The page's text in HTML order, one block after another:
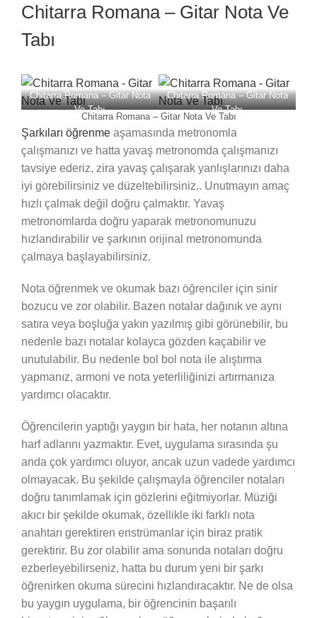
Chitarra Romana – Gitar Nota Ve
Tabı
Chitarra Romana – Gitar Nota
Ve Tabı
Chitarra Romana – Gitar Nota
Ve Tabı
Chitarra Romana – Gitar Nota Ve Tabı
Şarkıları öğrenme aşamasında metronomla
çalışmanızı ve hatta yavaş metronomda çalışmanızı
tavsiye ederiz, zira yavaş çalışarak yanlışlarınızı daha
iyi görebilirsiniz ve düzeltebilirsiniz.. Unutmayın amaç
hızlı çalmak değil doğru çalmaktır. Yavaş
metronomlarda doğru yaparak metronomunuzu
hızlandırabilir ve şarkının orijinal metronomunda
çalmaya başlayabilirsiniz.
Nota öğrenmek ve okumak bazı öğrenciler için sinir
bozucu ve zor olabilir. Bazen notalar dağınık ve aynı
satıra veya boşluğa yakın yazılmış gibi görünebilir, bu
nedenle bazı notalar kolayca gözden kaçabilir ve
unutulabilir. Bu nedenle bol bol nota ile alıştırma
yapmanız, armoni ve nota yeterliliğinizi artırmanıza
yardımcı olacaktır.
Öğrencilerin yaptığı yaygın bir hata, her notanın altına
harf adlarını yazmaktır. Evet, uygulama sırasında şu
anda çok yardımcı oluyor, ancak uzun vadede yardımcı
olmayacak. Bu şekilde çalışmayla öğrenciler notaları
doğru tanımlamak için gözlerini eğitmiyorlar. Müziği
akıcı bir şekilde okumak, özellikle iki farklı nota
anahtarı gerektiren enstrümanlar için biraz pratik
gerektirir. Bu zor olabilir ama sonunda notaları doğru
ezberleyebilirseniz, hatta bu durum yeni bir şarkı
öğrenirken okuma sürecini hızlandıracaktır. Ne de olsa
bu yaygın uygulama, bir öğrencinin başarılı